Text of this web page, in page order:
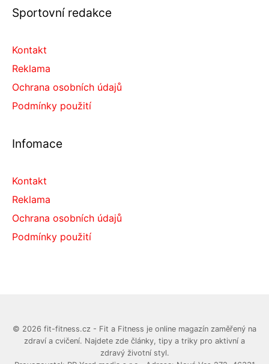
Sportovní redakce
Kontakt
Reklama
Ochrana osobních údajů
Podmínky použití
Infomace
Kontakt
Reklama
Ochrana osobních údajů
Podmínky použití
© 2026 fit-fitness.cz - Fit a Fitness je online magazín zaměřený na
zdraví a cvičení. Najdete zde články, tipy a triky pro aktivní a
zdravý životní styl.